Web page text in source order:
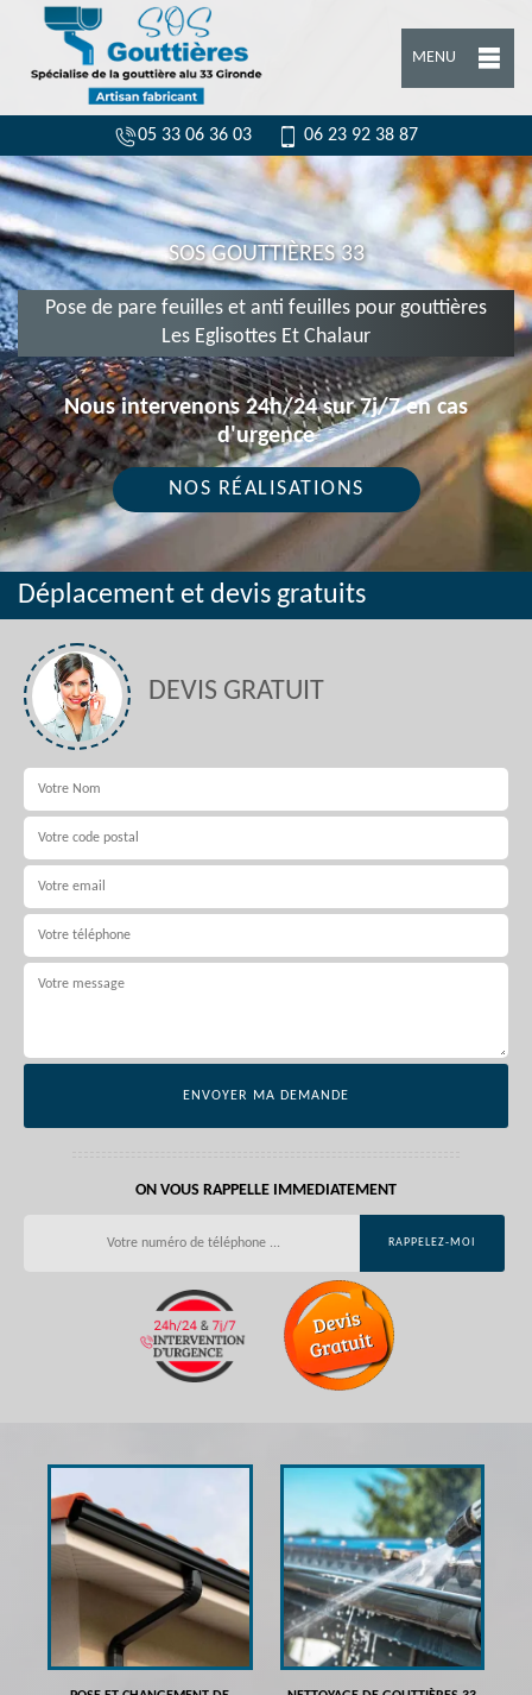
MENU
05 33 06 36 03 06 23 92 38 87
SOS GOUTTIÈRES 33
Pose de pare feuilles et anti feuilles pour gouttières
Les Eglisottes Et Chalaur
Nous intervenons 24h/24 sur 7j/7 en cas
d'urgence
NOS RÉALISATIONS
Déplacement et devis gratuits
DEVIS GRATUIT
ON VOUS RAPPELLE IMMEDIATEMENT